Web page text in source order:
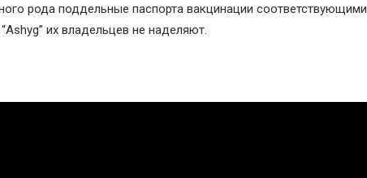
рода поддельные паспорта вакцинации соответствующими
их владельцев не наделяют.